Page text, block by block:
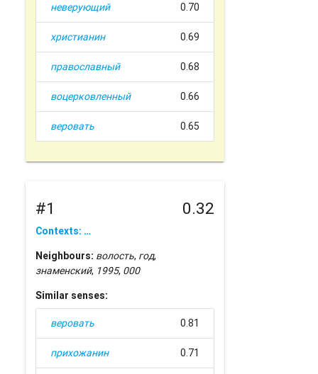
неверующий 0.70
христианин 0.69
православный 0.68
воцерковленный 0.66
веровать 0.65
#1 0.32
Contexts: …
Neighbours: волость, год,
знаменский, 1995, 000
Similar senses:
веровать 0.81
прихожанин 0.71